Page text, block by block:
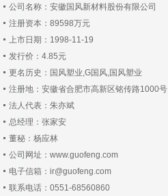
公司名称：安徽国风新材料股份有限公司
注册资本：89598万元
上市日期：1998-11-19
发行价：4.85元
更名历史：国风塑业,G国风,国风塑业
注册地：安徽省合肥市高新区铭传路1000号
法人代表：朱亦斌
总经理：张家安
董秘：杨应林
公司网址：www.guofeng.com
电子信箱：ir@guofeng.com
联系电话：0551-68560860